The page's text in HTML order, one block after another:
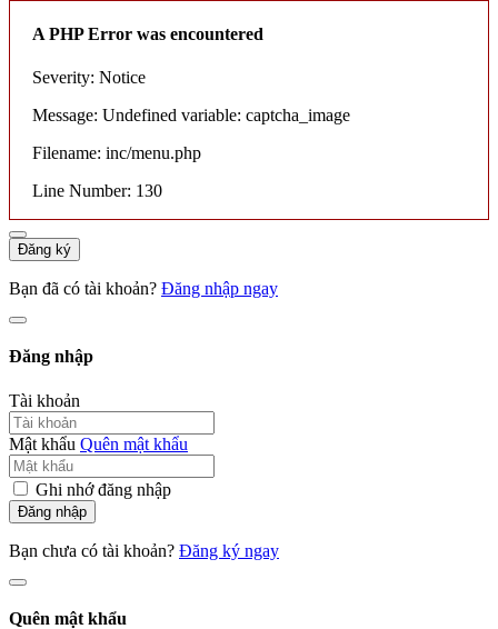
A PHP Error was encountered
Severity: Notice
Message: Undefined variable: captcha_image
Filename: inc/menu.php
Line Number: 130
Đăng ký
Bạn đã có tài khoản? Đăng nhập ngay
Đăng nhập
Tài khoản
Mật khẩu Quên mật khẩu
Ghi nhớ đăng nhập
Đăng nhập
Bạn chưa có tài khoản? Đăng ký ngay
Quên mật khẩu